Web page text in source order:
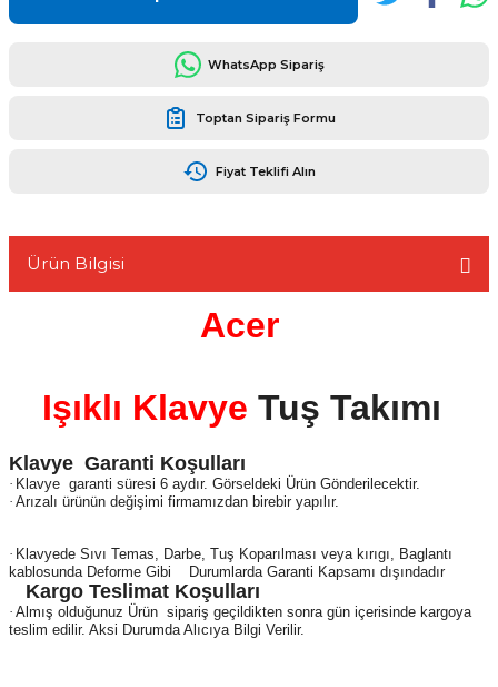
WhatsApp Sipariş
Toptan Sipariş Formu
Fiyat Teklifi Alın
Ürün Bilgisi
Acer
Işıklı Klavye Tuş Takımı
Klavye Garanti Koşulları
· Klavye garanti süresi 6 aydır. Görseldeki Ürün Gönderilecektir.
· Arızalı ürünün değişimi firmamızdan birebir yapılır.
· Klavyede Sıvı Temas, Darbe, Tuş Koparılması veya kırıgı, Baglantı
kablosunda Deforme Gibi
Durumlarda Garanti Kapsamı dışındadır
Kargo Teslimat Koşulları
· Almış olduğunuz Ürün sipariş geçildikten sonra gün içerisinde kargoya
teslim edilir. Aksi Durumda Alıcıya Bilgi Verilir.